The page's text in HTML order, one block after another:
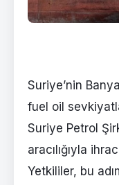
Suriye’nin
fuel oil
Suriye Petrol
aracılığıyla
Yetkililer, bu